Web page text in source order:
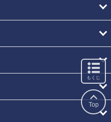
もくじ
Top